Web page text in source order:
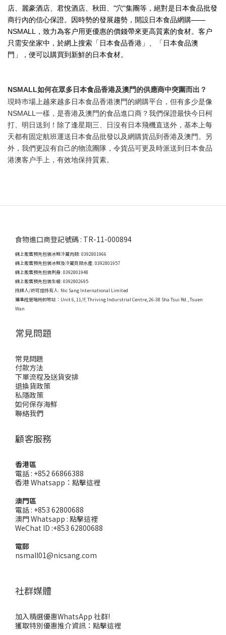
店、麗豪酒店、君悅酒店、秋田、"穴"集團等，絕對是日本食品批發
商行內的信心保證。因時勢的發展趨勢，開設日本食品網購——
NSMALL，致力為客户用更優惠的價錢帶來更高質素的食材。客户
只需安坐家中，於網上搜索「日本食品香港」、「日本食品澳
門」，便可以購買到新鮮的日本食材。
NSMALL如何在眾多日本食品香港及澳門的供應商中突圍而出？
現時巿場上越來越多日本食品香港澳門的網購平台，但有多少是像
NSMALL一樣，是香港及澳門的食品進口商？我們保證最快今日柯
打、明日送到！除了逢星期三、日沒有日本飛機直送外，基本上每
天都有固定航班運送日本食品批發以及網購貨品到香港及澳門。另
外，我們更設有自己的物流團隊，令貨品可更及時派送到日本食品
港澳客户手上，有效地保持質素。
食物進口商登記號碼 : TR-11-000894
網上販售預先包裝冰鮮冷藏肉類: 0392801966
網上販售預先包裝冰鮮及冷藏貝類水產: 0392801957
網上販售預先包裝刺身: 0392801948
網上販售預先包裝生蠔: 0392802695
持牌人/許可證持有人: Nic Sang International Limited
獲準經營場所的地址： Unit 6, 11/F, Thriving Indurstrial Centre, 26-38 Sha Tsui Rd., Tsuen
Wan
常見問題
常見問題
付款方法
下單流程及送貨安排
退換貨政策
私隱政策
如何保存海鮮
聯絡我們
顧客服務
香港區
電話 : +852 66866388
香港 Whatsapp： 點擊這裡
澳門區
電話 : +853 62800688
澳門 Whatsapp : 點擊這裡
WeChat ID :+853 62800688
電郵
nsmall01@nicsang.com
社群媒體
加入精選優惠WhatsApp 社群!
獲取特別優惠推介資訊： 點擊這裡